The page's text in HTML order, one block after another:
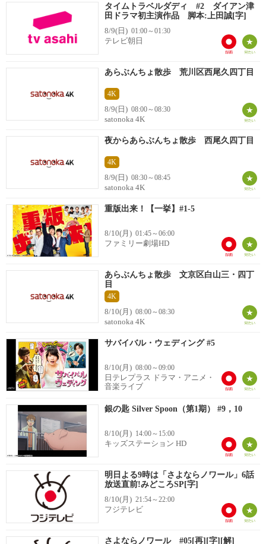
タイムトラベルダディ #2 ダイアン津
田ドラマ初主演作品 脚本:上田誠[字]
8/9(日) 01:00～01:30
テレビ朝日
あらぶんちょ散歩 荒川区西尾久四丁目
4K
8/9(日) 08:00～08:30
satonoka 4K
夜からあらぶんちょ散歩 西尾久四丁目
4K
8/9(日) 08:30～08:45
satonoka 4K
重版出来！【一挙】#1-5
8/10(月) 01:45～06:00
ファミリー劇場HD
あらぶんちょ散歩 文京区白山三・四丁
目
4K
8/10(月) 08:00～08:30
satonoka 4K
サバイバル・ウェディング #5
8/10(月) 08:00～09:00
日テレプラス ドラマ・アニメ・
音楽ライブ
銀の匙 Silver Spoon（第1期） #9，10
8/10(月) 14:00～15:00
キッズステーション HD
明日よる9時は「さよならノワール」6話
放送直前!みどころSP[字]
8/10(月) 21:54～22:00
フジテレビ
さよならノワール #05[再][字][解]